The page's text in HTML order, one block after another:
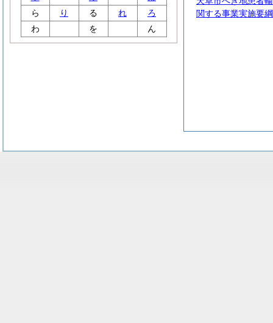
関する事業実施要綱
ら
り る れ
ろ
わ
を ん